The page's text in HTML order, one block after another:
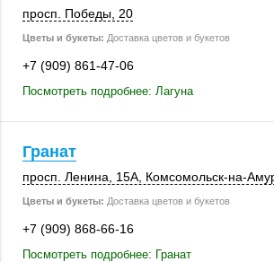
просп. Победы, 20
Цветы и букеты: Доставка цветов и букетов
+7 (909) 861-47-06
Посмотреть подробнее: Лагуна
Гранат
просп. Ленина 15А , Комсомольск-на-
Цветы и букеты: Доставка цветов и букетов
+7 (909) 868-66-16
Посмотреть подробнее: Гранат